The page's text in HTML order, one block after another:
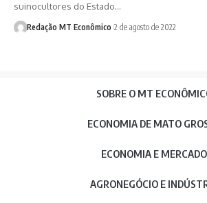
suinocultores do Estado…
Redação MT Econômico 2 de agosto de 2022
SOBRE O MT
ECONOMIA DE MATO
ECONOMIA E MERCADO
AGRONEGÓCIO E